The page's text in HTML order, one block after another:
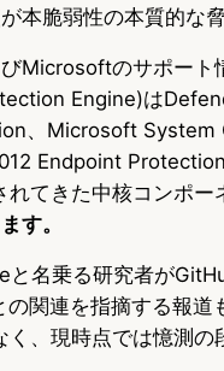
本脆弱性の本質的な脅
Microsoftのサポート
Engine)は
、Microsoft System
Endpoint
てきた中核コンポー
す。
名乗る研究者が
関連を指摘する報道
、現時点では憶測の